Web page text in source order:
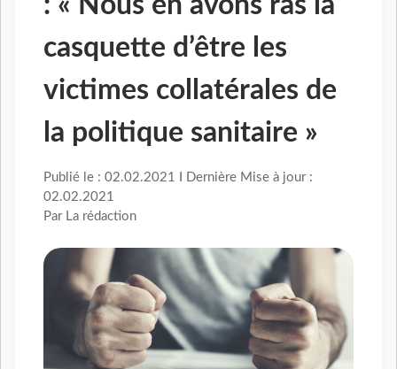
casquette d’être les
victimes collatérales de
la politique sanitaire »
Publié le : 02.02.2021 I Dernière Mise à jour :
02.02.2021
Par La rédaction